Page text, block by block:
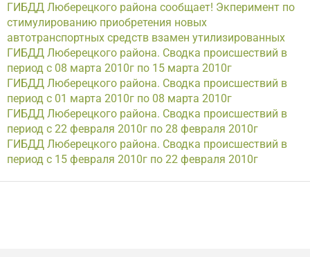
ГИБДД Люберецкого района сообщает! Экперимент по
стимулированию приобретения новых
автотранспортных средств взамен утилизированных
ГИБДД Люберецкого района. Сводка происшествий в
период с 08 марта 2010г по 15 марта 2010г
ГИБДД Люберецкого района. Сводка происшествий в
период с 01 марта 2010г по 08 марта 2010г
ГИБДД Люберецкого района. Сводка происшествий в
период с 22 февраля 2010г по 28 февраля 2010г
ГИБДД Люберецкого района. Сводка происшествий в
период с 15 февраля 2010г по 22 февраля 2010г